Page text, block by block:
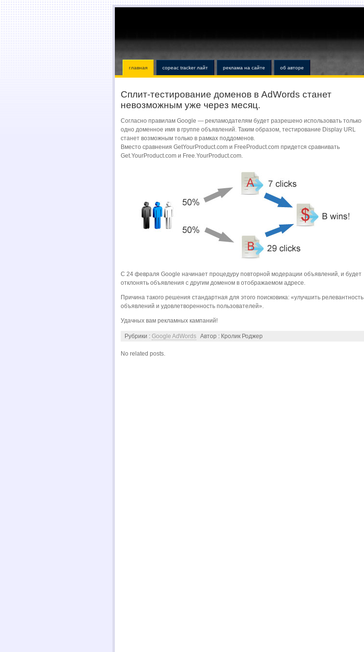
главная copeac tracker лайт реклама на сайте об авторе
Сплит-тестирование доменов в AdWords станет
невозможным уже через месяц.
Согласно правилам Google — рекламодателям будет разрешено использовать только
одно доменное имя в группе объявлений. Таким образом, тестирование Display URL
станет возможным только в рамках поддоменов.
Вместо сравнения GetYourProduct.com и FreeProduct.com придется сравнивать
Get.YourProduct.com и Free.YourProduct.com.
С 24 февраля Google начинает процедуру повторной модерации объявлений, и будет
отклонять объявления с другим доменом в отображаемом адресе.
Причина такого решения стандартная для этого поисковика: «улучшить релевантность
объявлений и удовлетворенность пользователей».
Удачных вам рекламных кампаний!
Рубрики : Google AdWords Автор : Кролик Роджер
No related posts.